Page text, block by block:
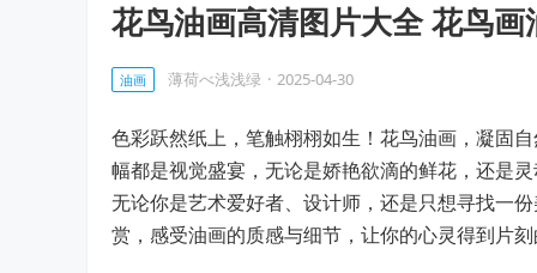
花鸟油画高清图片大全 花鸟画
油画 薄荷べ浅浅绿 · 2025-04-30
色彩跃然纸上，笔触栩栩如生！花鸟油画，凝固
幅都是视觉盛宴，无论是娇艳欲滴的鲜花，还是
无论你是艺术爱好者、设计师，还是只想寻找一
赏，感受油画的质感与细节，让你的心灵得到片